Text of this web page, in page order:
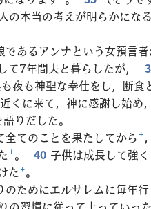
の本当の考えが明らかにな
あるアンナという女預言
て7年間夫と暮らしたが，
夜も神聖な奉仕をし，断食
くに来て，神に感謝し始め
りだした。
てのことを果たしてから+
+。 40 子供は成長して強
た+。
ためにエルサレムに毎年行